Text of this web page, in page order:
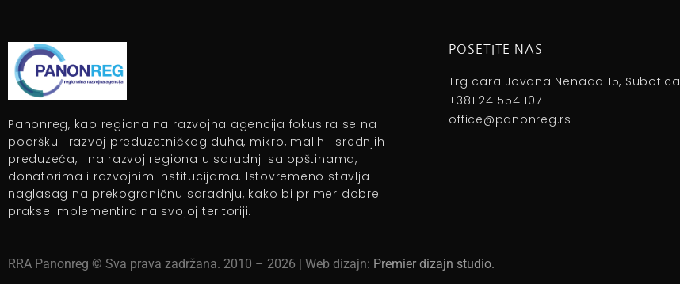
Panonreg, kao regionalna razvojna agencija fokusira se na
podršku i razvoj preduzetničkog duha, mikro, malih i srednjih
preduzeća, i na razvoj regiona u saradnji sa opštinama,
donatorima i razvojnim institucijama. Istovremeno stavlja
naglasag na prekograničnu saradnju, kako bi primer dobre
prakse implementira na svojoj teritoriji.
POSETITE NAS
Trg cara Jovana Nenada 15, Subotica
+381 24 554 107
office@panonreg.rs
RRA Panonreg © Sva prava zadržana. 2010 – 2026 | Web dizajn: Premier dizajn studio.